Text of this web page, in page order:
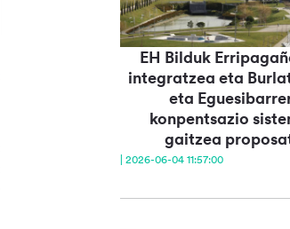
EH Bilduk
integratzea eta
eta
konpentsazio
gaitzea
| 2026-06-04 11:57:00